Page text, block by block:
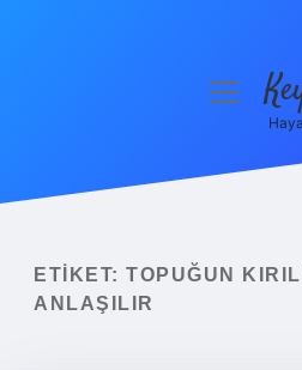
Yasal Uyarı
menüyü
ETIKET: TOPUĞUN
ANLAŞILIR